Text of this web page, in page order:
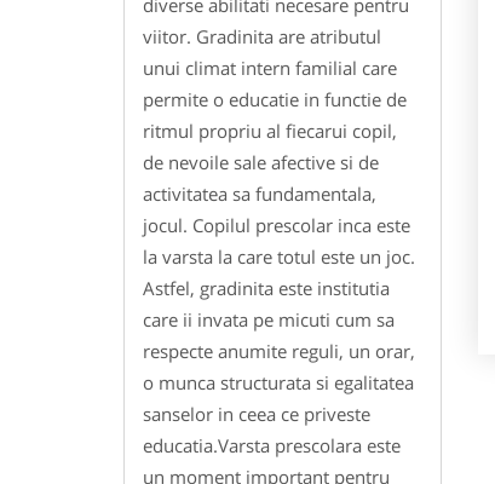
viitor. Gradinita are atributul
unui climat intern familial care
permite o educatie in functie de
ritmul propriu al fiecarui copil,
de nevoile sale afective si de
activitatea sa fundamentala,
jocul. Copilul prescolar inca este
la varsta la care totul este un joc.
Astfel, gradinita este institutia
care ii invata pe micuti cum sa
respecte anumite reguli, un orar,
o munca structurata si egalitatea
sanselor in ceea ce priveste
educatia.Varsta prescolara este
un moment important pentru